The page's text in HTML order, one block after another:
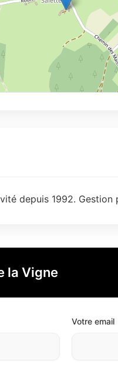
depuis 1992.
la Vigne
Votre email